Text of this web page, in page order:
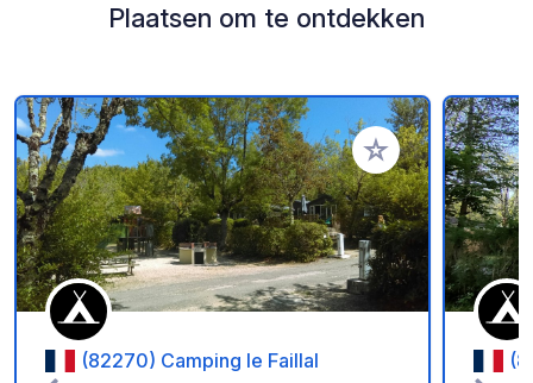
Plaatsen om te ontdekken
Voeg toe aan je
(82270) Camping le Faillal